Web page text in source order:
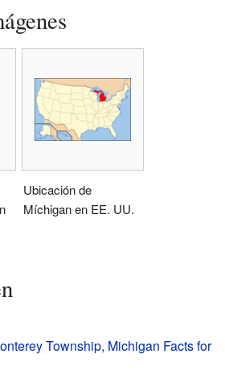
Ubicación de
Míchigan en EE. UU.
Township, Michigan Facts for